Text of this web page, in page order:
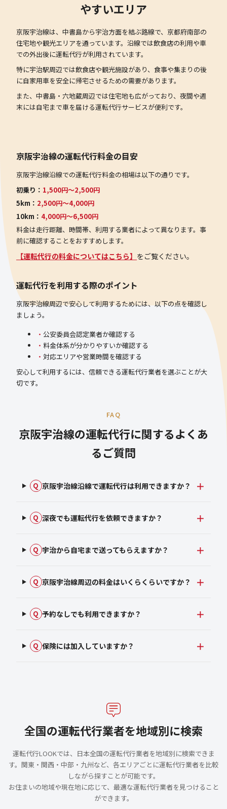
やすいエリア
京阪宇治線は、中書島から宇治方面を結ぶ路線で、京都府南部の
住宅地や観光エリアを通っています。沿線では飲食店の利用や車
での外出後に運転代行が利用されています。
特に宇治駅周辺では飲食店や観光施設があり、食事や集まりの後
に自家用車を安全に帰宅させるための需要があります。
また、中書島・六地蔵周辺では住宅地も広がっており、夜間や週
末には自宅まで車を届ける運転代行サービスが便利です。
京阪宇治線の運転代行料金の目安
京阪宇治線沿線での運転代行料金の相場は以下の通りです。
初乗り： 1,500円〜2,500円
5km： 2,500円〜4,000円
10km： 4,000円〜6,500円
料金は走行距離、時間帯、利用する業者によって異なります。事
前に確認することをおすすめします。
【運転代行の料金についてはこちら】 をご覧ください。
運転代行を利用する際のポイント
京阪宇治線周辺で安心して利用するためには、以下の点を確認し
ましょう。
公安委員会認定業者か確認する
料金体系が分かりやすいか確認する
対応エリアや営業時間を確認する
安心して利用するには、信頼できる運転代行業者を選ぶことが大
切です。
FAQ
京阪宇治線の運転代行に関するよくあ
るご質問
Q 京阪宇治線沿線で運転代行は利用できますか？
Q 深夜でも運転代行を依頼できますか？
Q 宇治から自宅まで送ってもらえますか？
Q 京阪宇治線周辺の料金はいくらくらいですか？
Q 予約なしでも利用できますか？
Q 保険には加入していますか？
全国の運転代行業者を地域別に検索
運転代行LOOKでは、日本全国の運転代行業者を地域別に検索できま
す。関東・関西・中部・九州など、各エリアごとに運転代行業者を比較
しながら探すことが可能です。
お住まいの地域や現在地に応じて、最適な運転代行業者を見つけること
ができます。